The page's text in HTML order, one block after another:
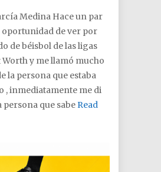
Medina Hace un par
oportunidad de ver por
de béisbol de las ligas
Worth y me llamó mucho
la persona que estaba
, inmediatamente me di
persona que sabe Read